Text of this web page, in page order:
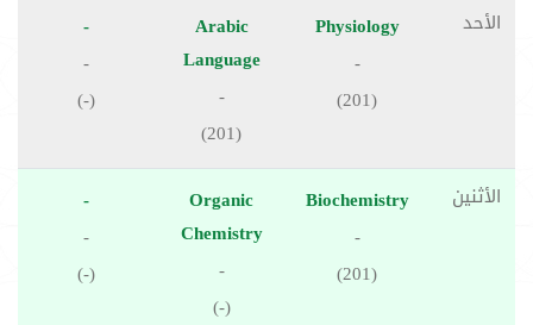
الأحد
Physiology
-
(201)
Arabic
Language
-
(201)
-
-
(-)
الأثنين
Biochemistry
-
(201)
Organic
Chemistry
-
(-)
-
-
(-)